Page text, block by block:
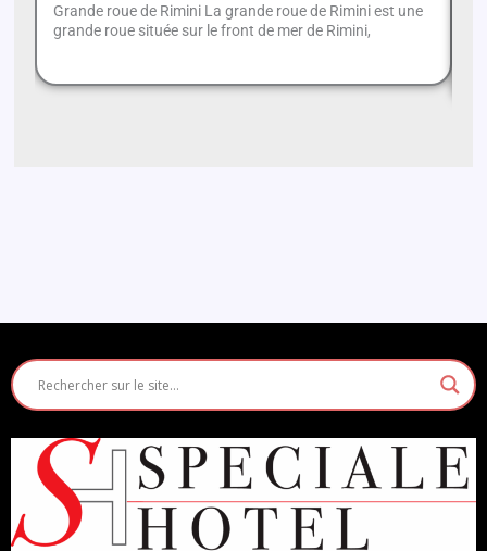
Grande roue de Rimini La grande roue de Rimini est une
grande roue située sur le front de mer de Rimini,